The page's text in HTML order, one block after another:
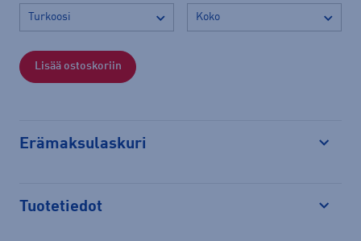
Lisää ostoskoriin
Erämaksulaskuri
Tuotetiedot